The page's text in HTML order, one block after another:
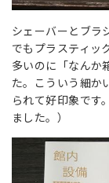
シェーバーとブラ
でもプラスティッ
多いのに「なんか
た。こういう細か
られて好印象です
ました。）